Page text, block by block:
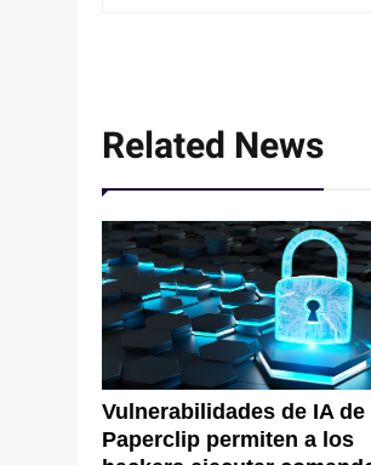
Related News
Vulnerabilidades de IA de
Paperclip permiten a los